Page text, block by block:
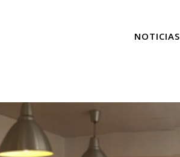
NOTICIAS